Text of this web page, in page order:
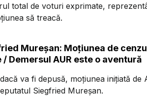
total de voturi exprimate,
să treacă.
Mureșan: Moțiunea de
Demersul AUR este o aventură
va fi depusă, moțiunea inițiată
Siegfried Mureșan.